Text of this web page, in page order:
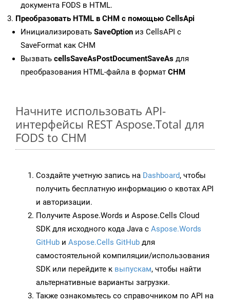
документа FODS в HTML.
Преобразовать HTML в CHM с помощью CellsApi
Инициализировать SaveOption из CellsAPI с
SaveFormat как CHM
Вызвать cellsSaveAsPostDocumentSaveAs для
преобразования HTML-файла в формат CHM
Начните использовать API-
интерфейсы REST Aspose.Total для
FODS to CHM
Создайте учетную запись на Dashboard, чтобы
получить бесплатную информацию о квотах API
и авторизации.
Получите Aspose.Words и Aspose.Cells Cloud
SDK для исходного кода Java с Aspose.Words
GitHub и Aspose.Cells GitHub для
самостоятельной компиляции/использования
SDK или перейдите к выпускам, чтобы найти
альтернативные варианты загрузки.
Также ознакомьтесь со справочником по API на